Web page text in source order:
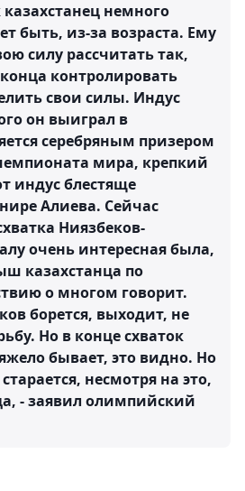
казахстанец немного
быть, из-за возраста. Ему
силу рассчитать так,
контролировать
свои силы. Индус
он выиграл в
серебряным призером
мира, крепкий
индус блестяще
Алиева. Сейчас
Ниязбеков-
очень интересная была,
казахстанца по
о многом говорит.
борется, выходит, не
Но в конце схваток
бывает, это видно. Но
несмотря на это,
- заявил олимпийский